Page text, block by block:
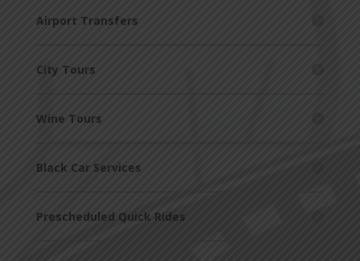
Airport Transfers
City Tours
Wine Tours
Black Car Services
Prescheduled Quick Rides